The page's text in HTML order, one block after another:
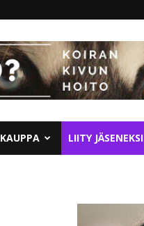
KAUPPA LIITY JÄSENEKSI